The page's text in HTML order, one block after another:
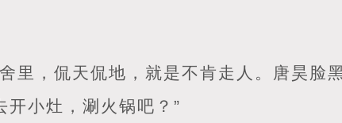
里，侃天侃地，就是不肯走人。唐昊脸
开小灶，涮火锅吧？”